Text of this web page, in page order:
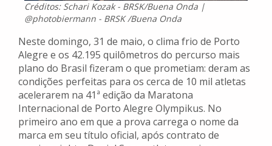
Créditos: Schari Kozak - BRSK/Buena Onda |
@photobiermann - BRSK /Buena Onda
Neste domingo, 31 de maio, o clima frio de Porto
Alegre e os 42.195 quilômetros do percurso mais
plano do Brasil fizeram o que prometiam: deram as
condições perfeitas para os cerca de 10 mil atletas
acelerarem na 41ª edição da Maratona
Internacional de Porto Alegre Olympikus. No
primeiro ano em que a prova carrega o nome da
marca em seu título oficial, após contrato de